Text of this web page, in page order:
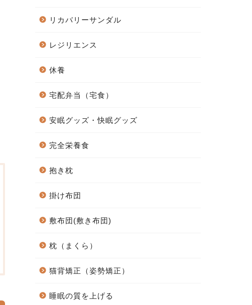
リカバリーサンダル
レジリエンス
休養
宅配弁当（宅食）
安眠グッズ・快眠グッズ
完全栄養食
抱き枕
掛け布団
敷布団(敷き布団)
枕（まくら）
猫背矯正（姿勢矯正）
睡眠の質を上げる